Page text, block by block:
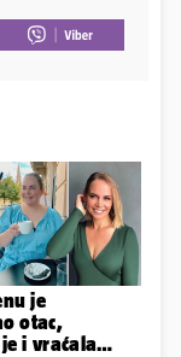
je
otac,
i vraćala